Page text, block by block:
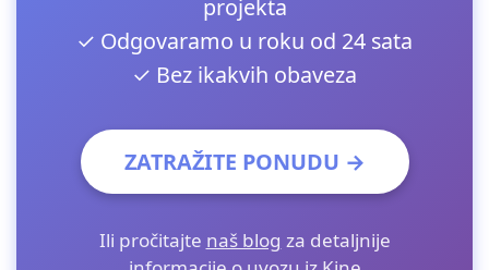
projekta
✓ Odgovaramo u roku od 24 sata
✓ Bez ikakvih obaveza
ZATRAŽITE PONUDU →
Ili pročitajte naš blog za detaljnije